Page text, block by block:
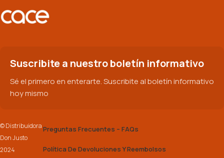
Suscribite a nuestro boletín informativo
Sé el primero en enterarte. Suscribite al boletín informativo
hoy mismo
© Distribuidora
Don Justo
2024
Preguntas Frecuentes – FAQs
Política De Devoluciones Y Reembolsos